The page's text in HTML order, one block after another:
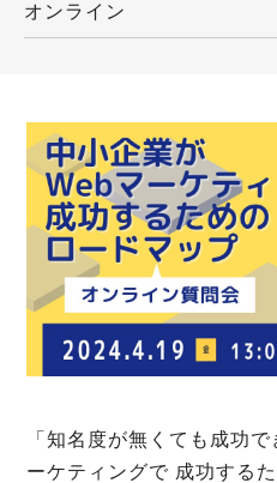
オンライン
「知名度が無くても成功
ーケティングで 成功する